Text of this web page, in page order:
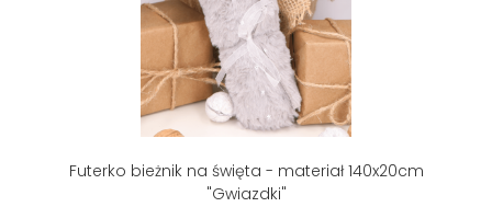
Futerko bieżnik na święta - materiał 140x20cm
"Gwiazdki"